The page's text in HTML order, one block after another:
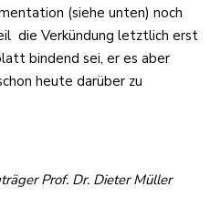
(siehe unten) noch
die Verkündung letztlich erst
bindend sei, er es aber
heute darüber zu
Prof. Dr. Dieter Müller